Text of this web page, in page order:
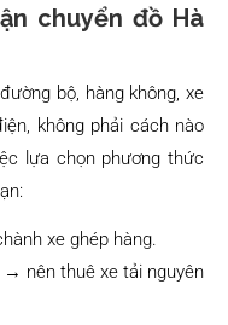
chuyển đồ Hà
bộ, hàng không, xe
không phải cách nào
lựa chọn phương thức
xe ghép hàng.
nên thuê xe tải nguyên